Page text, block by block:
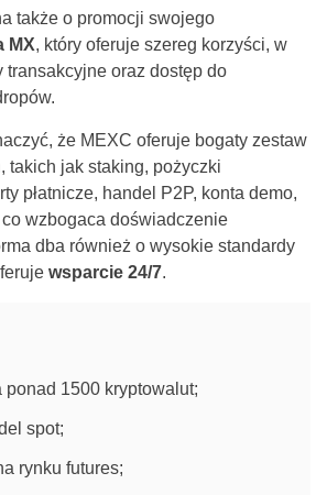
także o promocji swojego
MX, który oferuje szereg korzyści, w
transakcyjne oraz dostęp do
że MEXC oferuje bogaty zestaw
takich jak staking, pożyczki
płatnicze, handel P2P, konta demo,
wzbogaca doświadczenie
dba również o wysokie standardy
wsparcie 24/7.
ponad 1500 kryptowalut;
spot;
rynku futures;